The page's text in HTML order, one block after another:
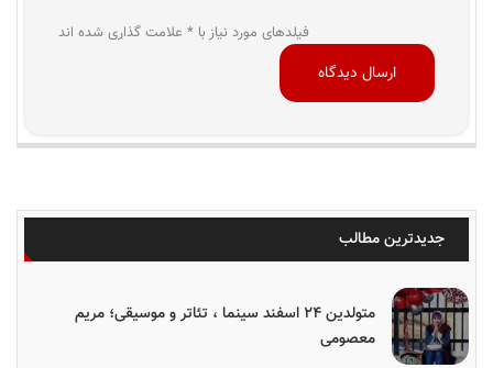
فیلدهای مورد نیاز با * علامت گذاری شده اند
جدیدترین مطالب
متولدین ۲۴ اسفند سینما ، تئاتر و موسیقی؛ مریم
معصومی